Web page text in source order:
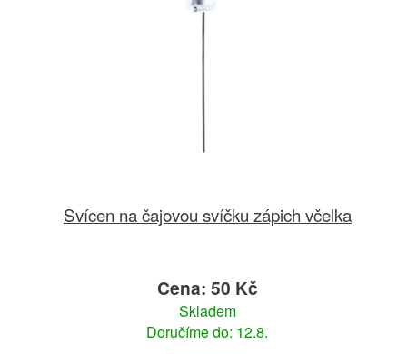
Svícen na čajovou svíčku zápich včelka
Cena: 50 Kč
Skladem
Doručíme do: 12.8.